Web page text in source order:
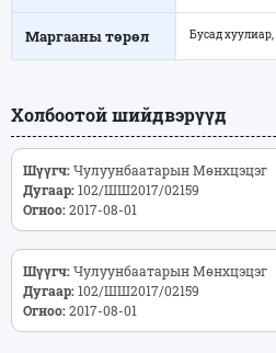
Маргааны төрөл Бусад хуулиар,
Холбоотой шийдвэрүүд
Шүүгч:Чулуунбаатарын Мөнхцэцэг
Дугаар:102/ШШ2017/02159
Огноо:2017-08-01
Шүүгч:Чулуунбаатарын Мөнхцэцэг
Дугаар:102/ШШ2017/02159
Огноо:2017-08-01